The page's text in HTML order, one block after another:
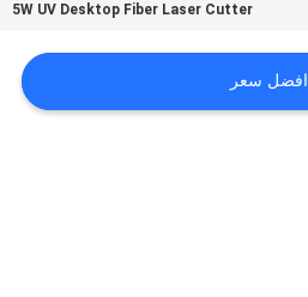
5W UV Desktop Fiber Laser Cutter
افضل سعر